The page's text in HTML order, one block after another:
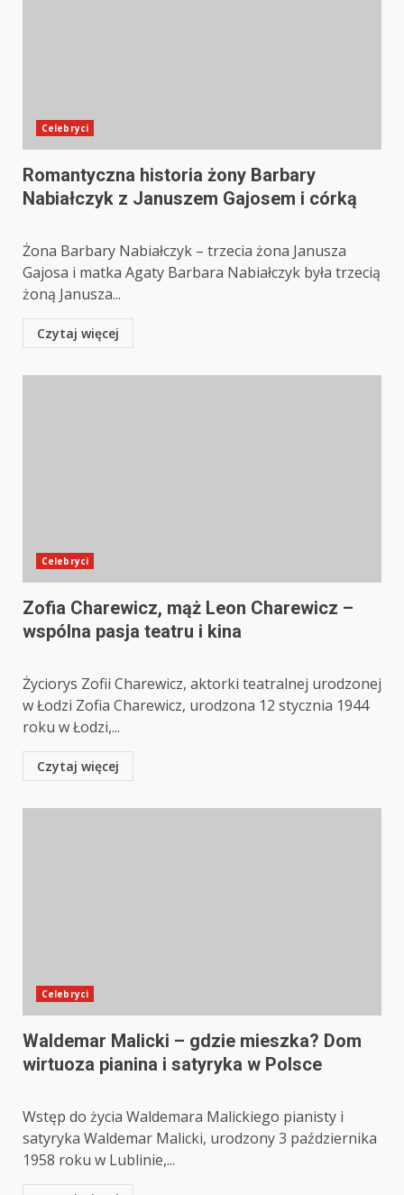
Celebryci
Romantyczna historia żony Barbary
Nabiałczyk z Januszem Gajosem i córką
Żona Barbary Nabiałczyk – trzecia żona Janusza
Gajosa i matka Agaty Barbara Nabiałczyk była trzecią
żoną Janusza...
Czytaj więcej
Celebryci
Zofia Charewicz, mąż Leon Charewicz –
wspólna pasja teatru i kina
Życiorys Zofii Charewicz, aktorki teatralnej urodzonej
w Łodzi Zofia Charewicz, urodzona 12 stycznia 1944
roku w Łodzi,...
Czytaj więcej
Celebryci
Waldemar Malicki – gdzie mieszka? Dom
wirtuoza pianina i satyryka w Polsce
Wstęp do życia Waldemara Malickiego pianisty i
satyryka Waldemar Malicki, urodzony 3 października
1958 roku w Lublinie,...